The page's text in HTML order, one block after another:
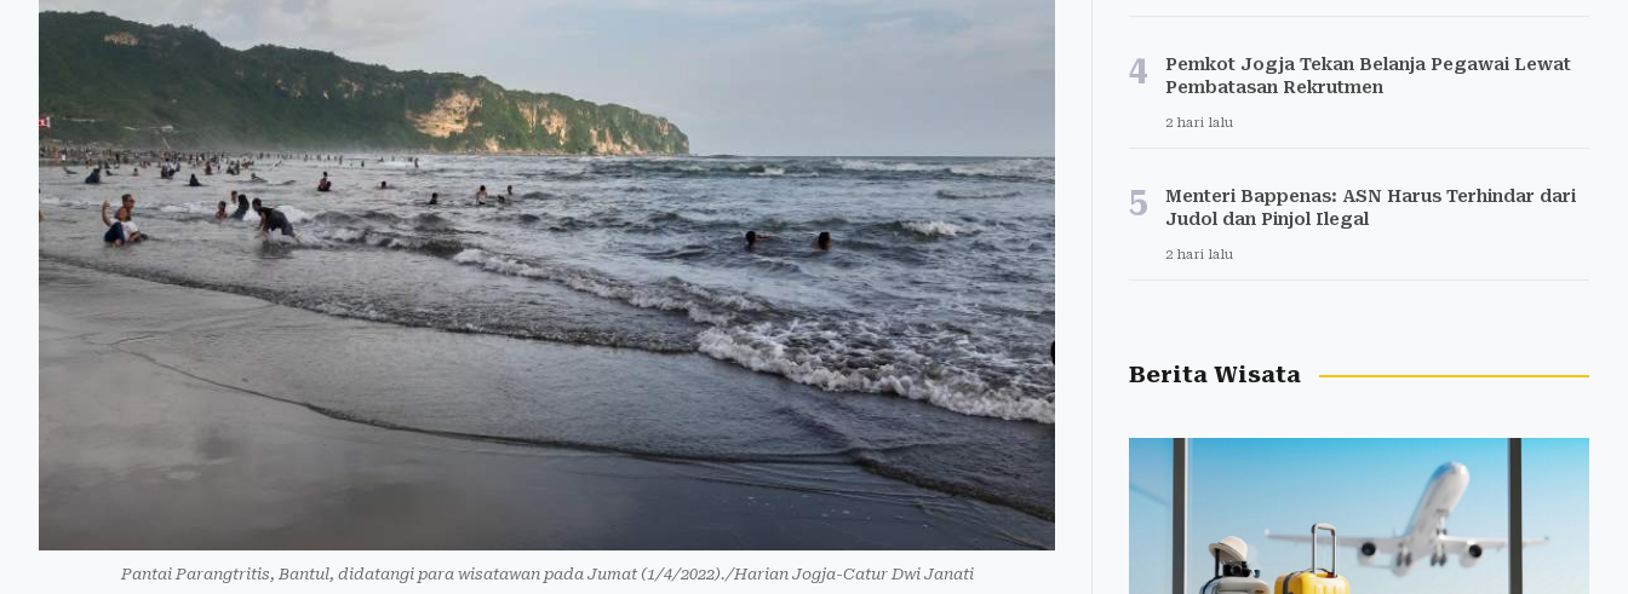
Pantai Parangtritis, Bantul, didatangi para wisatawan pada Jumat (1/4/2022)./Harian Jogja-Catur Dwi Janati
4
Pemkot Jogja Tekan Belanja Pegawai Lewat
Pembatasan Rekrutmen
2 hari lalu
5
Menteri Bappenas: ASN Harus Terhindar dari
Judol dan Pinjol Ilegal
2 hari lalu
Berita Wisata